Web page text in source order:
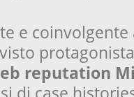
e
reputation